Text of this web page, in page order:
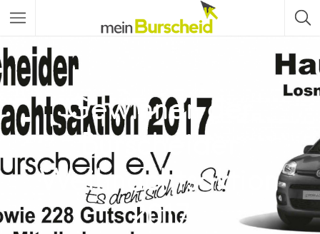
Gewinner der
Burscheider
Weihnachtsaktion
2017